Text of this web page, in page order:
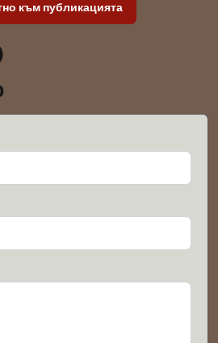
към публикацията